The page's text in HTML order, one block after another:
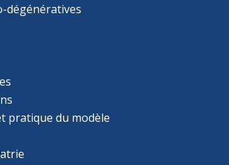
dégénératives
pratique du modèle